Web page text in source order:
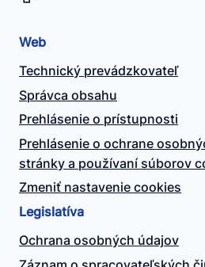
Web
Technický prevádzkovateľ
Správca obsahu
Prehlásenie o prístupnosti
Prehlásenie o ochrane
stránky a používaní súborov
Zmeniť nastavenie cookies
Legislatíva
Ochrana osobných údajov